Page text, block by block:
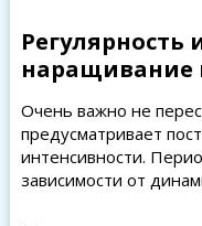
Регулярность
наращивание
Очень важно не
предусматривает
интенсивности.
зависимости от